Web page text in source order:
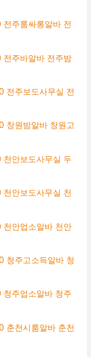
주룸싸롱알바 전
주바알바 전주밤
전주보도사무실 전
창원밤알바 창원고
안보도사무실 두
안보도사무실 천
안업소알바 천안
청주고소득알바 청
주업소알바 청주
춘천시룸알바 춘천